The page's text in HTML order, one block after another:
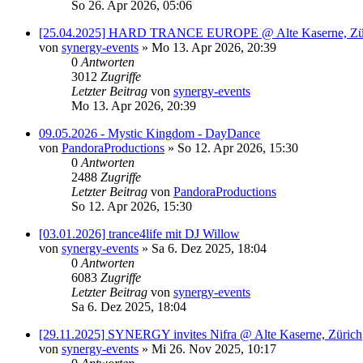
So 26. Apr 2026, 05:06
[25.04.2025] HARD TRANCE EUROPE @ Alte Kaserne,
von synergy-events » Mo 13. Apr 2026, 20:39
0 Antworten
3012 Zugriffe
Letzter Beitrag von synergy-events
Mo 13. Apr 2026, 20:39
09.05.2026 - Mystic Kingdom - DayDance
von PandoraProductions » So 12. Apr 2026, 15:30
0 Antworten
2488 Zugriffe
Letzter Beitrag von PandoraProductions
So 12. Apr 2026, 15:30
[03.01.2026] trance4life mit DJ Willow
von synergy-events » Sa 6. Dez 2025, 18:04
0 Antworten
6083 Zugriffe
Letzter Beitrag von synergy-events
Sa 6. Dez 2025, 18:04
[29.11.2025] SYNERGY invites Nifra @ Alte Kaserne, Zürich
von synergy-events » Mi 26. Nov 2025, 10:17